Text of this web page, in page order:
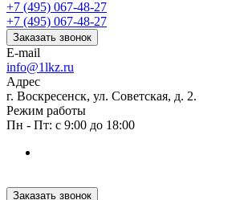
+7 (495) 067-48-27
+7 (495) 067-48-27
Заказать звонок
E-mail
info@1lkz.ru
Адрес
г. Воскресенск, ул. Советская, д. 2.
Режим работы
Пн - Пт: с 9:00 до 18:00
Заказать звонок